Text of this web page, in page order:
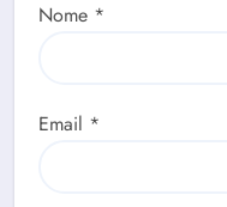
Nome *
Email *